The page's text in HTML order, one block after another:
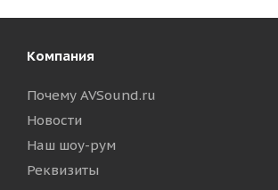
Компания
Почему AVSound.ru
Новости
Наш шоу-рум
Реквизиты